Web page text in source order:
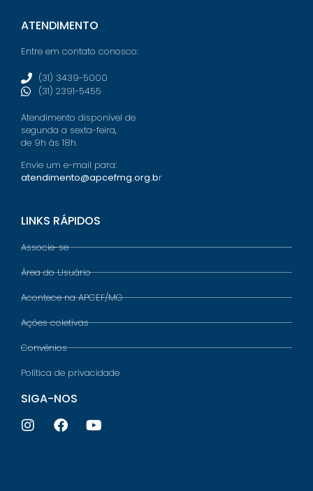
ATENDIMENTO
Entre em contato conosco:
(31) 3439-5000
(31) 2391-5455
Atendimento disponível de
segunda a sexta-feira,
de 9h às 18h.
Envie um e-mail para:
atendimento@apcefmg.org.br
LINKS RÁPIDOS
Associe-se
Área do Usuário
Acontece na APCEF/MG
Ações coletivas
Convênios
Política de privacidade
SIGA-NOS